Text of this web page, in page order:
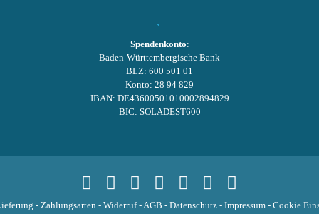
Spendenkonto:
Baden-Württembergische Bank
BLZ: 600 501 01
Konto: 28 94 829
IBAN: DE43600501010002894829
BIC: SOLADEST600
- Zahlungsarten - Widerruf-AGB - Datenschutz- Impressum- Cookie